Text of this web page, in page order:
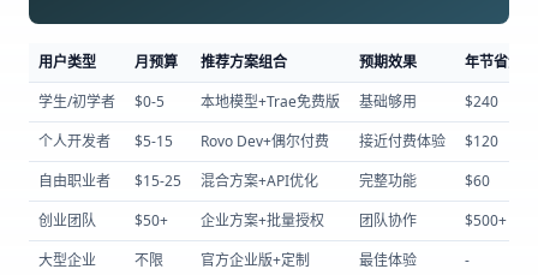
用户类型 月预算 推荐方案组合 预期效果
年节省金额
学生/初学者
$0-5 本地模型+Trae免费版 基础够用
$240
个人开发者
$5-15 Rovo Dev+偶尔付费 接近付费体验
$120
自由职业者
$15-25 混合方案+API优化 完整功能
$60
创业团队
$50+ 企业方案+批量授权 团队协作
$500+
大型企业
不限 官方企业版+定制 最佳体验 -